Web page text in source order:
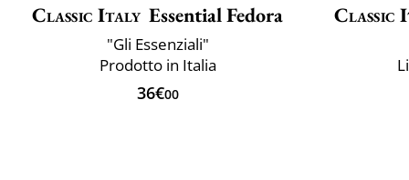
Classic Italy Essential Fedora
"Gli Essenziali"
Prodotto in Italia
36€00
Classic